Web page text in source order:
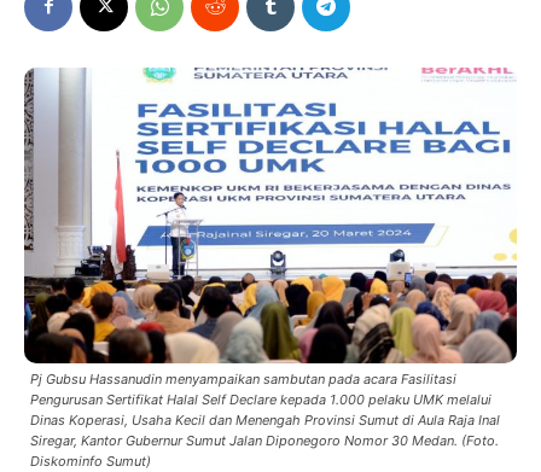
Pj Gubsu Hassanudin menyampaikan sambutan pada acara Fasilitasi
Pengurusan Sertifikat Halal Self Declare kepada 1.000 pelaku UMK melalui
Dinas Koperasi, Usaha Kecil dan Menengah Provinsi Sumut di Aula Raja Inal
Siregar, Kantor Gubernur Sumut Jalan Diponegoro Nomor 30 Medan. (Foto.
Diskominfo Sumut)